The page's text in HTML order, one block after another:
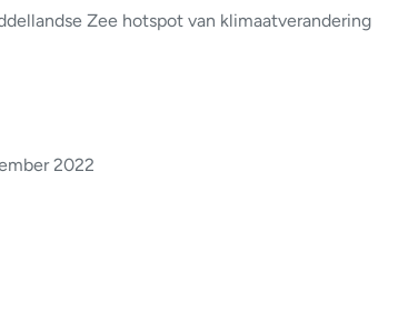
Zee hotspot van klimaatverandering
2022